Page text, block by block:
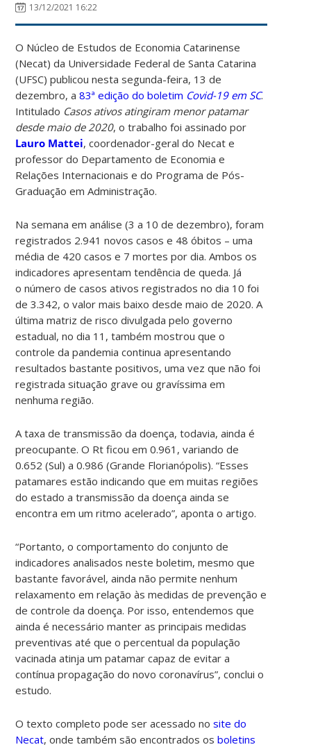
13/12/2021 16:22
O Núcleo de Estudos de Economia Catarinense
(Necat) da Universidade Federal de Santa Catarina
(UFSC) publicou nesta segunda-feira, 13 de
dezembro, a83ª edição do boletim Covid-19 em SC.
Intitulado Casos ativos atingiram menor patamar
desde maio de 2020, o trabalho foi assinado por
Lauro Mattei, coordenador-geral do Necat e
professor do Departamento de Economia e
Relações Internacionais e do Programa de Pós-
Graduação em Administração.
Na semana em análise (3 a 10 de dezembro), foram
registrados 2.941 novos casos e 48 óbitos – uma
média de 420 casos e 7 mortes por dia. Ambos os
indicadores apresentam tendência de queda. Já
o número de casos ativos registrados no dia 10 foi
de 3.342, o valor mais baixo desde maio de 2020. A
última matriz de risco divulgada pelo governo
estadual, no dia 11, também mostrou que o
controle da pandemia continua apresentando
resultados bastante positivos, uma vez que não foi
registrada situação grave ou gravíssima em
nenhuma região.
A taxa de transmissão da doença, todavia, ainda é
preocupante. O Rt ficou em 0.961, variando de
0.652 (Sul) a 0.986 (Grande Florianópolis). “Esses
patamares estão indicando que em muitas regiões
do estado a transmissão da doença ainda se
encontra em um ritmo acelerado”, aponta o artigo.
“Portanto, o comportamento do conjunto de
indicadores analisados neste boletim, mesmo que
bastante favorável, ainda não permite nenhum
relaxamento em relação às medidas de prevenção e
de controle da doença. Por isso, entendemos que
ainda é necessário manter as principais medidas
preventivas até que o percentual da população
vacinada atinja um patamar capaz de evitar a
contínua propagação do novo coronavírus”, conclui o
estudo.
O texto completo pode ser acessado nosite do
Necat, onde também são encontrados osboletins